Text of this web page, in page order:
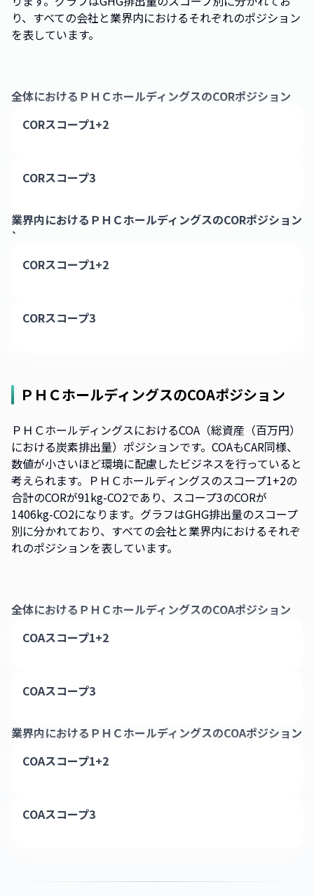
り、すべての会社と業界内におけるそれぞれのポジション
を表しています。
全体における ＰＨＣホールディングスのCORポジション
CORスコープ1+2
CORスコープ3
業界内における ＰＨＣホールディングスのCORポジション
`
CORスコープ1+2
CORスコープ3
ＰＨＣホールディングスのCOAポジション
ＰＨＣホールディングスにおけるCOA（総資産（百万円）
における炭素排出量）ポジションです。COAもCAR同様、
数値が小さいほど環境に配慮したビジネスを行っていると
考えられます。ＰＨＣホールディングスのスコープ1+2の
合計のCORが91kg-CO2であり、スコープ3のCORが
1406kg-CO2になります。グラフはGHG排出量のスコープ
別に分かれており、すべての会社と業界内におけるそれぞ
れのポジションを表しています。
全体における ＰＨＣホールディングスのCOAポジション
COAスコープ1+2
COAスコープ3
業界内における ＰＨＣホールディングスのCOAポジション
COAスコープ1+2
COAスコープ3